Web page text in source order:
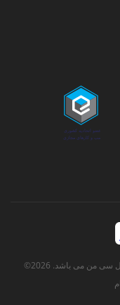
من می باشد. 2026©